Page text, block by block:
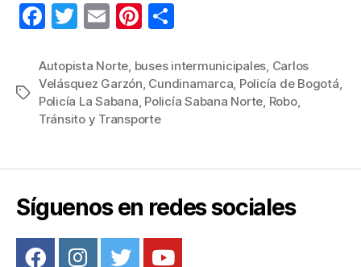
F
c
e
b
o
k
T
tt
er
E
ail
Pi
er
e
st
m
p
Etiquetas
Autopista Norte, buses intermunicipales, Carlos
Velásquez Garzón, Cundinamarca, Policía de Bogotá,
Policía La Sabana, Policía Sabana Norte, Robo,
Tránsito y Transporte
Síguenos en redes sociales